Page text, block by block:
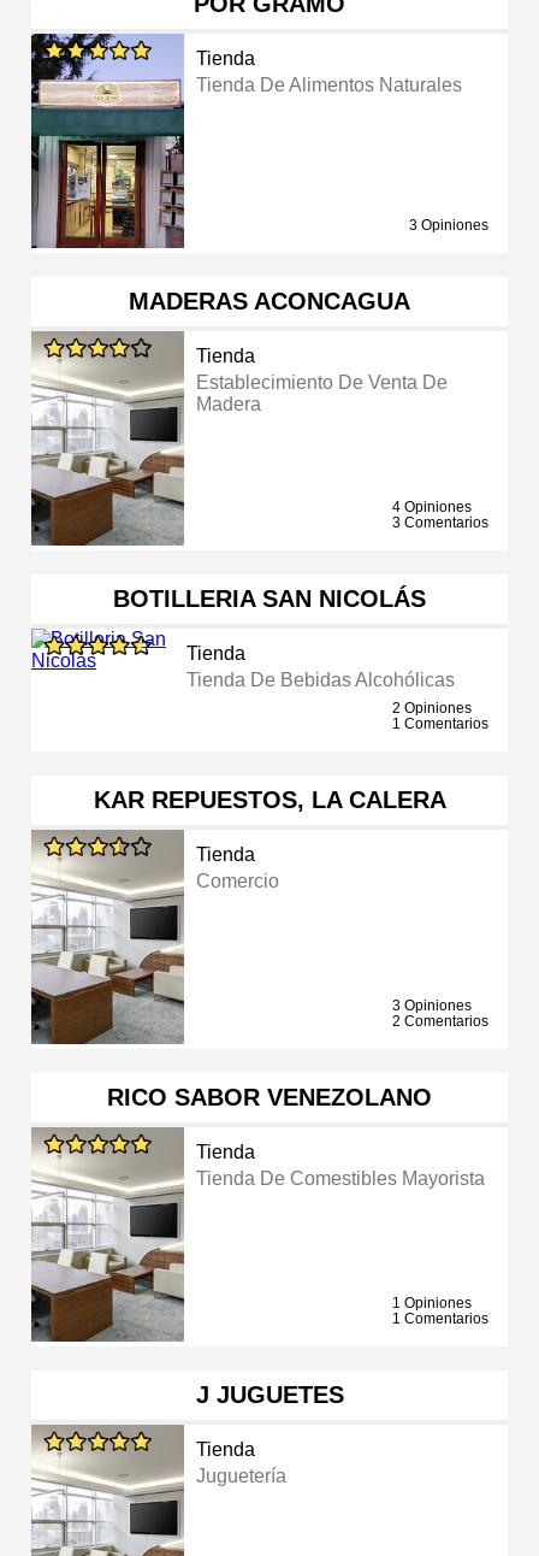
Tienda
Tienda De Alimentos Naturales
3 Opiniones
MADERAS ACONCAGUA
Tienda
Establecimiento De Venta De
Madera
4 Opiniones
3 Comentarios
BOTILLERIA SAN NICOLÁS
Tienda
Tienda De Bebidas Alcohólicas
2 Opiniones
1 Comentarios
KAR REPUESTOS, LA CALERA
Tienda
Comercio
3 Opiniones
2 Comentarios
RICO SABOR VENEZOLANO
Tienda
Tienda De Comestibles Mayorista
1 Opiniones
1 Comentarios
J JUGUETES
Tienda
Juguetería